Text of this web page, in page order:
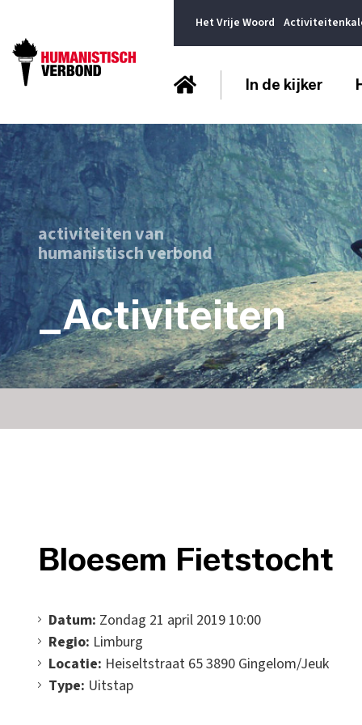
Het Vrije Woord
In de kijker
activiteiten van
humanistisch verbond
_Activiteiten
Bloesem Fietstocht
Datum: Zondag 21 april 2019 10:00
Regio: Limburg
Locatie: Heiseltstraat 65 3890 Gingelom/Jeuk
Type: Uitstap